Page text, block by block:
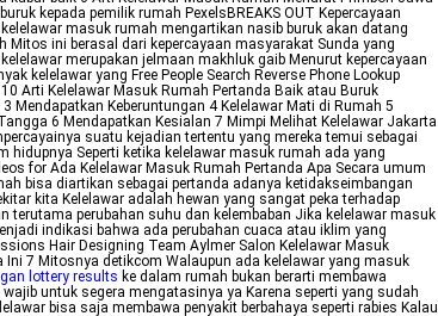
kepada pemilik rumah PexelsBREAKS OUT Kepercayaan
masuk rumah mengartikan nasib buruk akan datang
Mitos ini berasal dari kepercayaan masyarakat Sunda yang
merupakan jelmaan makhluk gaib Menurut kepercayaan
kelelawar yang Free People Search Reverse Phone Lookup
Arti Kelelawar Masuk Rumah Pertanda Baik atau Buruk
Mendapatkan Keberuntungan 4 Kelelawar Mati di Rumah 5
6 Mendapatkan Kesialan 7 Mimpi Melihat Kelelawar Jakarta
suatu kejadian tertentu yang mereka temui sebagai
hidupnya Seperti ketika kelelawar masuk rumah ada yang
for Ada Kelelawar Masuk Rumah Pertanda Apa Secara umum
bisa diartikan sebagai pertanda adanya ketidakseimbangan
kita Kelelawar adalah hewan yang sangat peka terhadap
terutama perubahan suhu dan kelembaban Jika kelelawar masuk
indikasi bahwa ada perubahan cuaca atau iklim yang
Hair Designing Team Aylmer Salon Kelelawar Masuk
Ini 7 Mitosnya detikcom Walaupun ada kelelawar yang masuk
lottery results ke dalam rumah bukan berarti membawa
untuk segera mengatasinya ya Karena seperti yang sudah
bisa saja membawa penyakit berbahaya seperti rabies Kalau